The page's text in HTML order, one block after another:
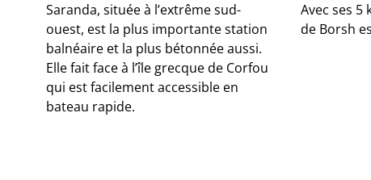
Saranda, située à l’extrême sud-
ouest, est la plus importante station
balnéaire et la plus bétonnée aussi.
Elle fait face à l’île grecque de Corfou
qui est facilement accessible en
bateau rapide.
Avec ses 5
de Borsh